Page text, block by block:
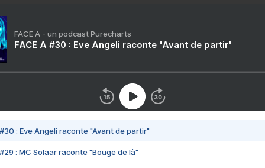
FACE A - un podcast Purecharts
FACE A #30 : Eve Angeli raconte "Avant de partir"
#30 : Eve Angeli raconte "Avant de partir"
#29 : MC Solaar raconte "Bouge de là"